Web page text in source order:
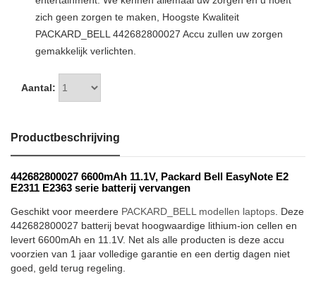
zich geen zorgen te maken, Hoogste Kwaliteit
PACKARD_BELL 442682800027 Accu zullen uw zorgen
gemakkelijk verlichten.
Aantal:
Productbeschrijving
442682800027 6600mAh 11.1V, Packard Bell EasyNote E2
E2311 E2363 serie batterij vervangen
Geschikt voor meerdere PACKARD_BELL modellen laptops . Deze
442682800027 batterij bevat hoogwaardige lithium-ion cellen en
levert 6600mAh en 11.1V. Net als alle producten is deze accu
voorzien van 1 jaar volledige garantie en een dertig dagen niet
goed, geld terug regeling.